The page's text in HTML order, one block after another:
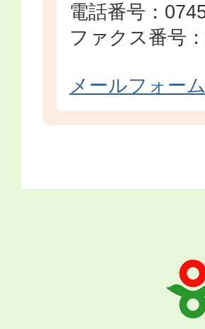
電話番号：
ファクス番号
メールフォー
葛
城
市